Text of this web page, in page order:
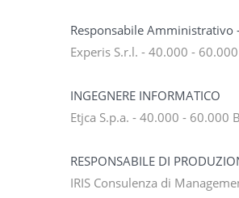
Responsabile Amministrativo
Experis S.r.l. - 40.000 -
INGEGNERE INFORMATICO
Etjca S.p.a. - 40.000 - 60.000
RESPONSABILE DI
IRIS Consulenza di